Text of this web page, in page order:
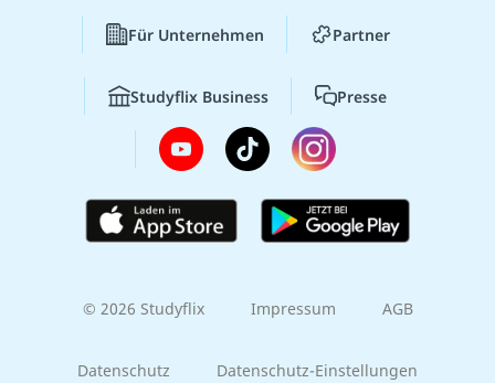
Für Unternehmen Partner
Studyflix Business Presse
© 2026 Studyflix Impressum AGB
Datenschutz Datenschutz-Einstellungen